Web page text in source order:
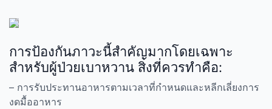
การป้องกันภาวะนี้สำคัญมากโดยเฉพาะ
สำหรับผู้ป่วยเบาหวาน สิ่งที่ควรทำคือ:
– การรับประทานอาหารตามเวลาที่กำหนดและหลีกเลี่ยงการ
งดมื้ออาหาร